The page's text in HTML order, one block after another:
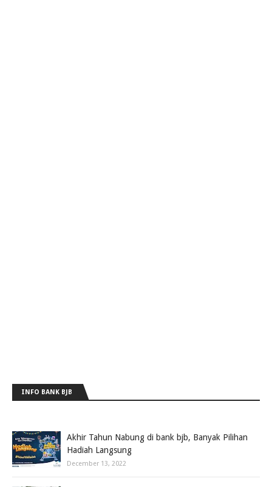
INFO BANK BJB
Akhir Tahun Nabung di bank bjb, Banyak Pilihan
Hadiah Langsung
December 13, 2022